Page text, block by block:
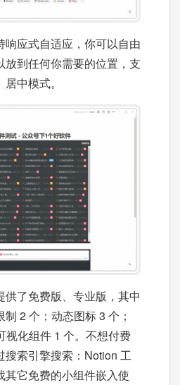
响应式自适应，你可以自由
放到任何你需要的位置，支
中模式。
供了免费版、专业版，其中
2 个；动态图标 3 个；
视化组件 1 个。不想付费
搜索引擎搜索：Notion 工
其它免费的小组件嵌入使